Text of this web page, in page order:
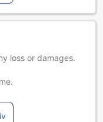
loss or damages.